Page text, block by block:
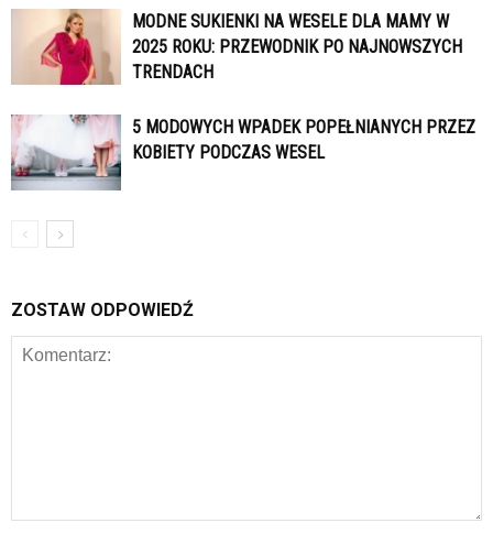
MODNE SUKIENKI NA WESELE DLA MAMY W
2025 ROKU: PRZEWODNIK PO NAJNOWSZYCH
TRENDACH
5 MODOWYCH WPADEK POPEŁNIANYCH PRZEZ
KOBIETY PODCZAS WESEL
ZOSTAW ODPOWIEDŹ